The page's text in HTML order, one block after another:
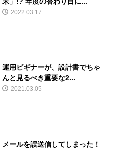
2022.03.17
運用ビギナーが、設計書でちゃ
んと見るべき重要な2...
2021.03.05
メールを誤送信してしまった！